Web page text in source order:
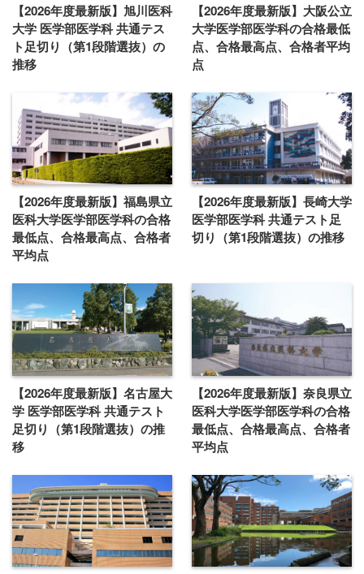
【2026年度最新版】旭川医科
大学 医学部医学科 共通テス
ト足切り（第1段階選抜）の
推移
【2026年度最新版】大阪公立
大学医学部医学科の合格最低
点、合格最高点、合格者平均
点
【2026年度最新版】福島県立
医科大学医学部医学科の合格
最低点、合格最高点、合格者
平均点
【2026年度最新版】長崎大学
医学部医学科 共通テスト足
切り（第1段階選抜）の推移
【2026年度最新版】名古屋大
学 医学部医学科 共通テスト
足切り（第1段階選抜）の推
移
【2026年度最新版】奈良県立
医科大学医学部医学科の合格
最低点、合格最高点、合格者
平均点